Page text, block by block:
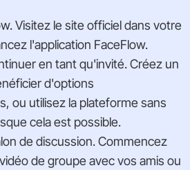
Visitez le site officiel dans votre
l'application FaceFlow.
en tant qu'invité. Créez un
d'options
ou utilisez la plateforme sans
cela est possible.
de discussion. Commencez
de groupe avec vos amis ou